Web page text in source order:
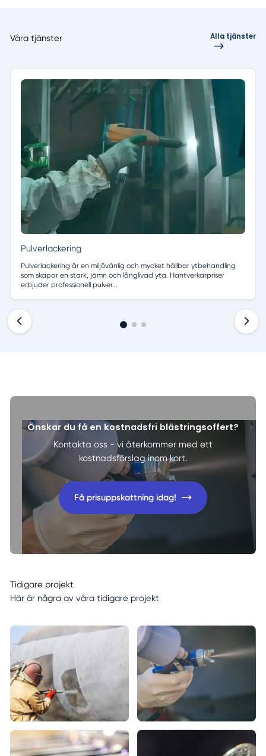
Våra tjänster Alla tjänster
Pulverlackering
Pulverlackering är en miljövänlig och mycket hållbar ytbehandling
som skapar en stark, jämn och långlivad yta. Hantverkarpriser
erbjuder professionell pulver...
Visar tjänster 1 till 1 av 3
Önskar du få en kostnadsfri blästringsoffert?
Kontakta oss - vi återkommer med ett
kostnadsförslag inom kort.
Få prisuppskattning idag!
Tidigare projekt
Här är några av våra tidigare projekt